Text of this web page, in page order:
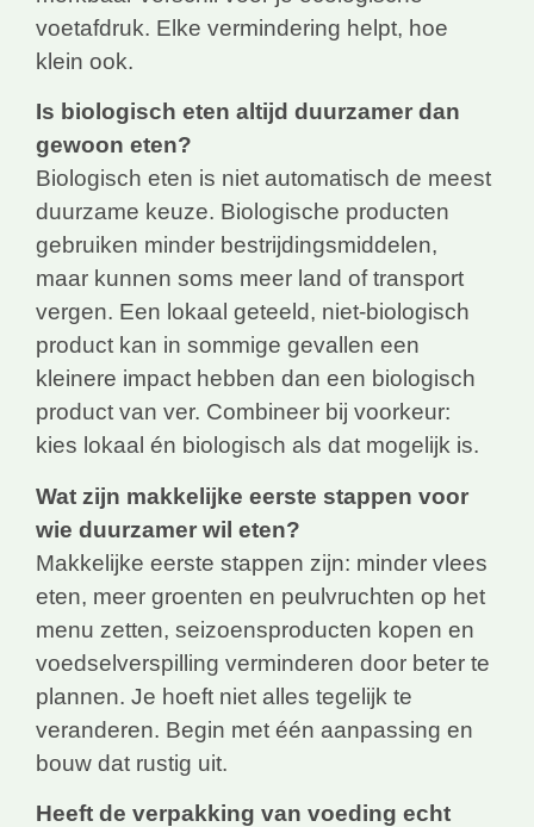
voetafdruk. Elke vermindering helpt, hoe
klein ook.
Is biologisch eten altijd duurzamer dan
gewoon eten?
Biologisch eten is niet automatisch de meest
duurzame keuze. Biologische producten
gebruiken minder bestrijdingsmiddelen,
maar kunnen soms meer land of transport
vergen. Een lokaal geteeld, niet-biologisch
product kan in sommige gevallen een
kleinere impact hebben dan een biologisch
product van ver. Combineer bij voorkeur:
kies lokaal én biologisch als dat mogelijk is.
Wat zijn makkelijke eerste stappen voor
wie duurzamer wil eten?
Makkelijke eerste stappen zijn: minder vlees
eten, meer groenten en peulvruchten op het
menu zetten, seizoensproducten kopen en
voedselverspilling verminderen door beter te
plannen. Je hoeft niet alles tegelijk te
veranderen. Begin met één aanpassing en
bouw dat rustig uit.
Heeft de verpakking van voeding echt